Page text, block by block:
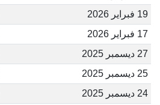
19 فبراير 2026
17 فبراير 2026
27 ديسمبر 2025
25 ديسمبر 2025
24 ديسمبر 2025